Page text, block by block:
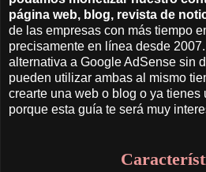
página web, blog, revista de
de las empresas con más tiempo
precisamente en línea desde
alternativa a Google AdSense sin
pueden utilizar ambas al mismo
crearte una web o blog o ya tienes
porque esta guía te será muy